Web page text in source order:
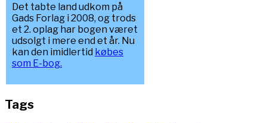
Det tabte land udkom på
Gads Forlag i 2008, og trods
et 2. oplag har bogen været
udsolgt i mere end et år. Nu
kan den imidlertid købes
som E-bog.
Tags